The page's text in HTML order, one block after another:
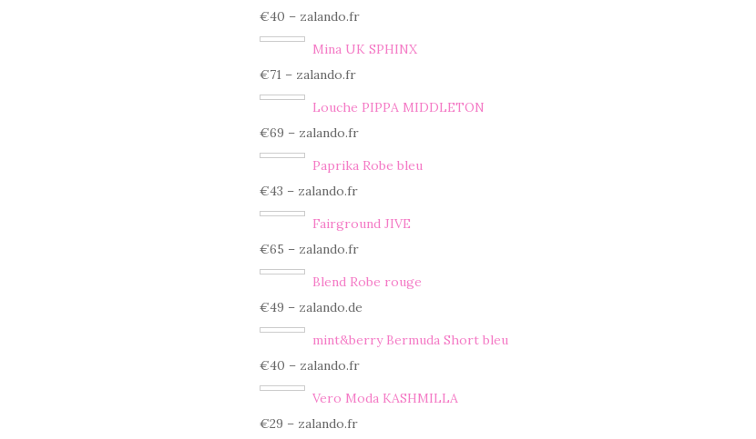
€40 – zalando.fr
Mina UK SPHINX
€71 – zalando.fr
Louche PIPPA MIDDLETON
€69 – zalando.fr
Paprika Robe bleu
€43 – zalando.fr
Fairground JIVE
€65 – zalando.fr
Blend Robe rouge
€49 – zalando.de
mint&berry Bermuda Short bleu
€40 – zalando.fr
Vero Moda KASHMILLA
€29 – zalando.fr